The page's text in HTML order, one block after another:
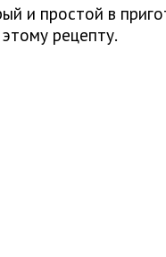
и простой в
рецепту.